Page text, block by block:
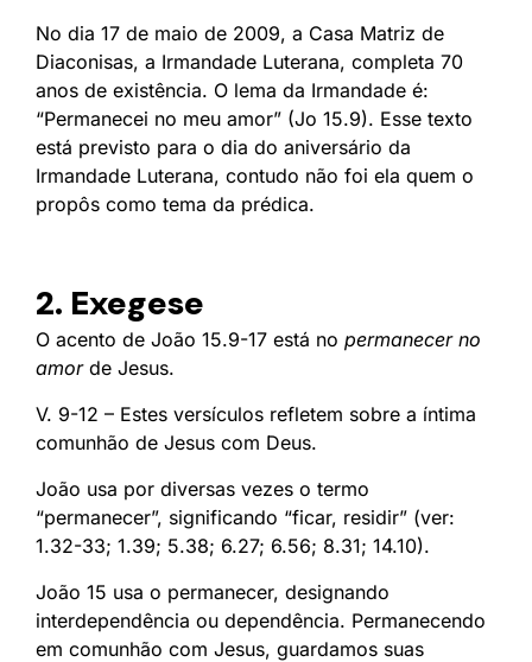
No dia 17 de maio de 2009, a Casa Matriz de
Diaconisas, a Irmandade Luterana, completa 70
anos de existência. O lema da Irmandade é:
“Permanecei no meu amor” (Jo 15.9). Esse texto
está previsto para o dia do aniversário da
Irmandade Luterana, contudo não foi ela quem o
propôs como tema da prédica.
2. Exegese
O acento de João 15.9-17 está no permanecer no
amorde Jesus.
V. 9-12 – Estes versículos refletem sobre a íntima
comunhão de Jesus com Deus.
João usa por diversas vezes o termo
“permanecer”, significando “ficar, residir” (ver:
1.32-33; 1.39; 5.38; 6.27; 6.56; 8.31; 14.10).
João 15 usa o permanecer, designando
interdependência ou dependência. Permanecendo
em comunhão com Jesus, guardamos suas